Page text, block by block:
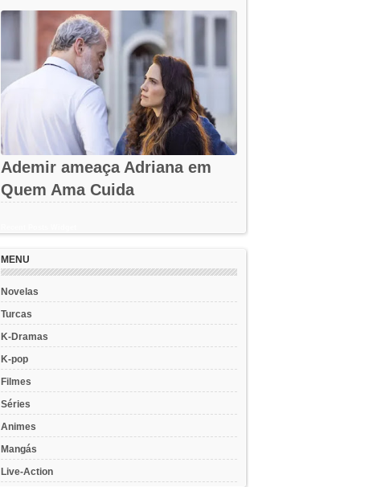
Ademir ameaça Adriana em
Quem Ama Cuida
MENU
Novelas
Turcas
K-Dramas
K-pop
Filmes
Séries
Animes
Mangás
Live-Action